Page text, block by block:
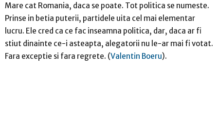
Mare cat Romania, daca se poate. Tot politica se numeste.
Prinse in betia puterii, partidele uita cel mai elementar
lucru. Ele cred ca ce fac inseamna politica, dar, daca ar fi
stiut dinainte ce-i asteapta, alegatorii nu le-ar mai fi votat.
Fara exceptie si fara regrete. (Valentin Boeru).